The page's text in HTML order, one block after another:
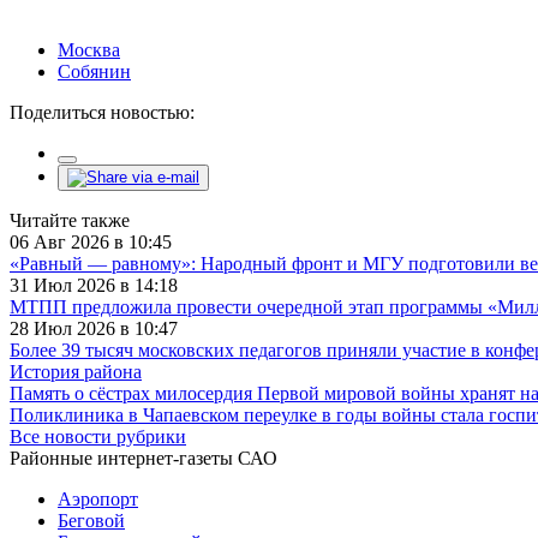
Москва
Собянин
Поделиться новостью:
Читайте также
06 Авг 2026 в 10:45
«Равный — равному»: Народный фронт и МГУ подготовили
31 Июл 2026 в 14:18
МТПП предложила провести очередной этап программы
28 Июл 2026 в 10:47
Более 39 тысяч московских педагогов приняли участие в
История района
Память о сёстрах милосердия Первой мировой войны хранят
Поликлиника в Чапаевском переулке в годы войны стала
Все новости рубрики
Районные интернет-газеты САО
Аэропорт
Беговой